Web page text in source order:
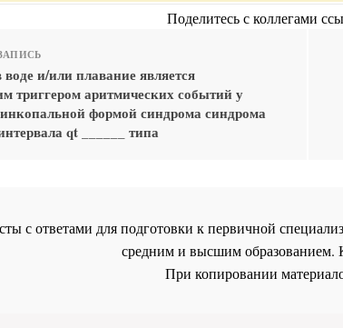
Поделитесь с коллегами
и/или плавание является
триггером аритмических событий у
формой синдрома синдрома
qt ______ типа
с ответами для подготовки к первичной
средним и высшим образованием.
При копировании